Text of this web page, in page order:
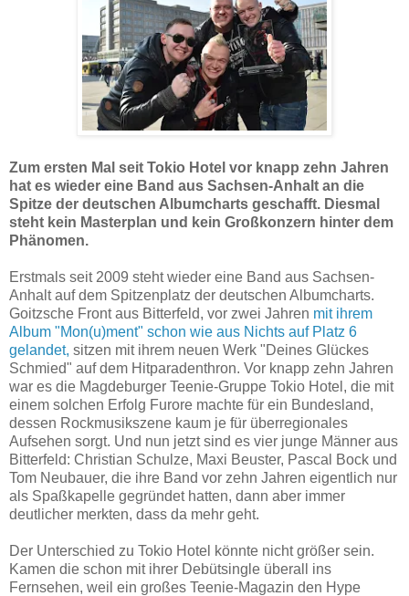
Zum ersten Mal seit Tokio Hotel vor knapp zehn Jahren
hat es wieder eine Band aus Sachsen-Anhalt an die
Spitze der deutschen Albumcharts geschafft. Diesmal
steht kein Masterplan und kein Großkonzern hinter dem
Phänomen.
Erstmals seit 2009 steht wieder eine Band aus Sachsen-
Anhalt auf dem Spitzenplatz der deutschen Albumcharts.
Goitzsche Front aus Bitterfeld, vor zwei Jahren mit ihrem
Album "Mon(u)ment" schon wie aus Nichts auf Platz 6
gelandet, sitzen mit ihrem neuen Werk "Deines Glückes
Schmied" auf dem Hitparadenthron. Vor knapp zehn Jahren
war es die Magdeburger Teenie-Gruppe Tokio Hotel, die mit
einem solchen Erfolg Furore machte für ein Bundesland,
dessen Rockmusikszene kaum je für überregionales
Aufsehen sorgt. Und nun jetzt sind es vier junge Männer aus
Bitterfeld: Christian Schulze, Maxi Beuster, Pascal Bock und
Tom Neubauer, die ihre Band vor zehn Jahren eigentlich nur
als Spaßkapelle gegründet hatten, dann aber immer
deutlicher merkten, dass da mehr geht.
Der Unterschied zu Tokio Hotel könnte nicht größer sein.
Kamen die schon mit ihrer Debütsingle überall ins
Fernsehen, weil ein großes Teenie-Magazin den Hype